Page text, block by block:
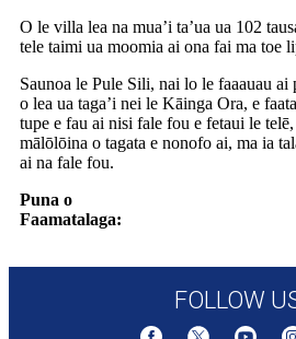
O le villa lea na mua’i ta’ua ua 102
tele taimi ua moomia ai ona fai ma toe
Saunoa le Pule Sili, nai lo le faaauau ai
o lea ua taga’i nei le Kāinga Ora, e
tupe e fau ai nisi fale fou e fetaui le
mālōlōina o tagata e nonofo ai, ma ia
ai na fale fou.
Puna o
Faamatalaga:
FOLLOW